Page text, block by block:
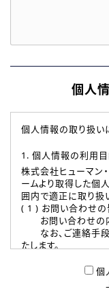
個人
個人情報の取り扱い
1. 個人情報の利用
株式会社ヒューマン
ームより取得した個
囲内で適正に取り扱
( 1 ) お問い合わせの
お問い合わせの内
なお、ご連絡手段
たします。
本登録に関するご
個